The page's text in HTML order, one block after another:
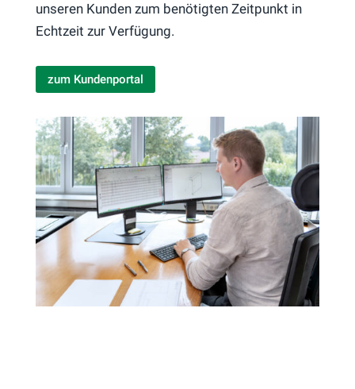
unseren Kunden zum benötigten Zeitpunkt in
Echtzeit zur Verfügung.
zum Kundenportal